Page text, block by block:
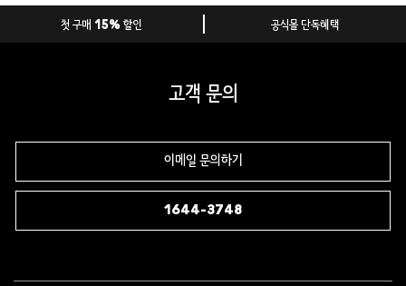
첫 구매 15% 할인 공식몰 단독혜택
고객 문의
이메일 문의하기
1644-3748